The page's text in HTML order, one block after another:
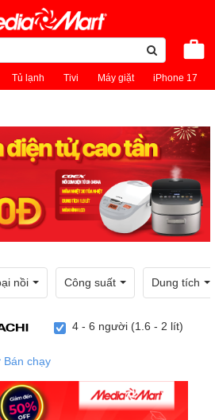
Tủ lạnh Tivi Máy giặt iPhone 17
nồi Công suất Dung tích
4 - 6 người (1.6 - 2 lít)
Bán chạy